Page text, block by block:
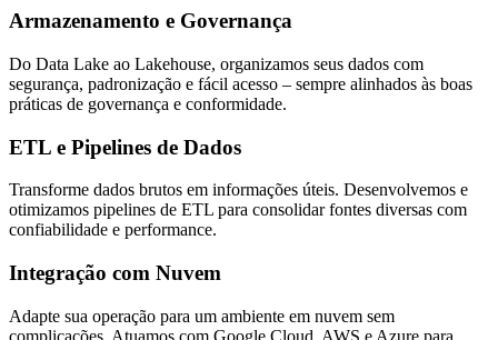
Armazenamento e Governança
Do Data Lake ao Lakehouse, organizamos seus dados com
segurança, padronização e fácil acesso – sempre alinhados às boas
práticas de governança e conformidade.
ETL e Pipelines de Dados
Transforme dados brutos em informações úteis. Desenvolvemos e
otimizamos pipelines de ETL para consolidar fontes diversas com
confiabilidade e performance.
Integração com Nuvem
Adapte sua operação para um ambiente em nuvem sem
complicações. Atuamos com Google Cloud, AWS e Azure para